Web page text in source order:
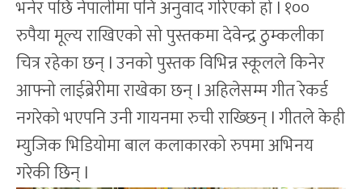
भनेर पछि नेपालीमा पनि अनुवाद गरिएको हो l १००
रुपैया मूल्य राखिएको सो पुस्तकमा देवेन्द्र ठुम्कलीका
चित्र रहेका छन् l उनको पुस्तक विभिन्न स्कूलले किनेर
आफ्नो लाईब्रेरीमा राखेका छन् l अहिलेसम्म गीत रेकर्ड
नगरेको भएपनि उनी गायनमा रुची राख्छिन् l गीतले केही
म्युजिक भिडियोमा बाल कलाकारको रुपमा अभिनय
गरेकी छिन् l